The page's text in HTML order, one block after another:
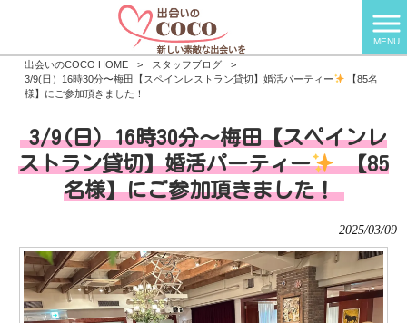
MENU
出会いのCOCO HOME > スタッフブログ
>
3/9(日）16時30分〜梅田【スペインレストラン貸切】婚活パーティー
【85名
様】にご参加頂きました！
3/9(日）16時30分〜梅田【スペインレ
ストラン貸切】婚活パーティー
【85
名様】にご参加頂きました！
2025/03/09